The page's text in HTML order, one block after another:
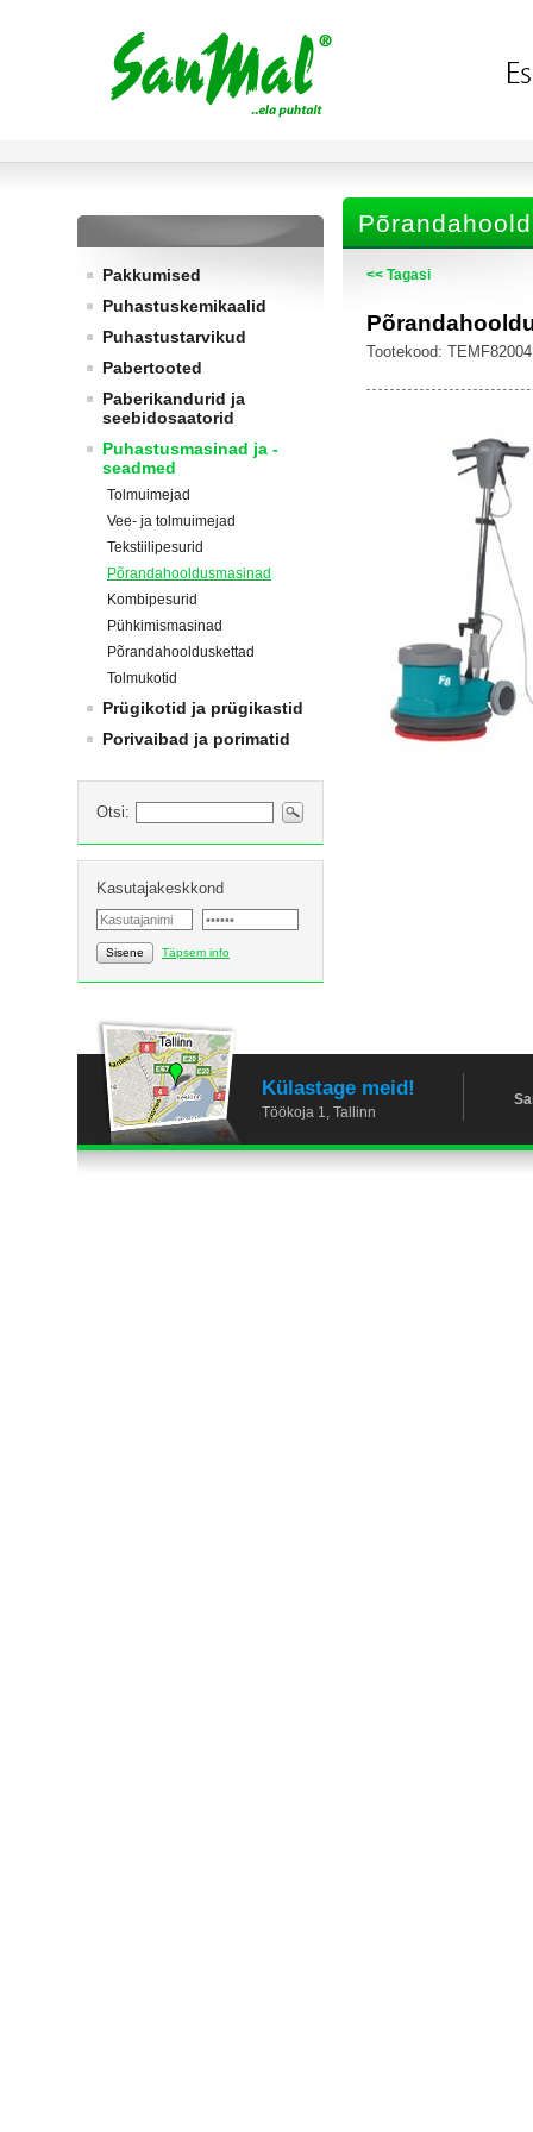
Pakkumised
Puhastuskemikaalid
Puhastustarvikud
Pabertooted
Paberikandurid ja
seebidosaatorid
Puhastusmasinad ja -
seadmed
Tolmuimejad
Vee- ja tolmuimejad
Tekstiilipesurid
Põrandahooldusmasinad
Kombipesurid
Pühkimismasinad
Põrandahoolduskettad
Tolmukotid
Prügikotid ja prügikastid
Porivaibad ja porimatid
Otsi:
Kasutajakeskkond
Sisene Täpsem info
<< Tagasi
Tootekood: TEMF82004
Külastage meid!
Töökoja 1, Tallinn